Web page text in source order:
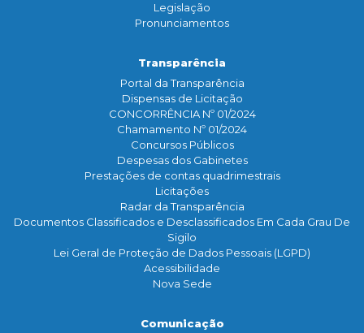
Legislação
Pronunciamentos
Transparência
Portal da Transparência
Dispensas de Licitação
CONCORRÊNCIA Nº 01/2024
Chamamento Nº 01/2024
Concursos Públicos
Despesas dos Gabinetes
Prestações de contas quadrimestrais
Licitações
Radar da Transparência
Documentos Classificados e Desclassificados Em Cada Grau De
Sigilo
Lei Geral de Proteção de Dados Pessoais (LGPD)
Acessibilidade
Nova Sede
Comunicação